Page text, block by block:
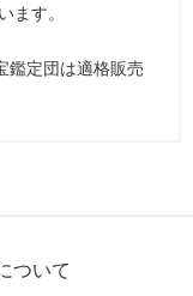
ます。
鑑定団は適格販売
ついて